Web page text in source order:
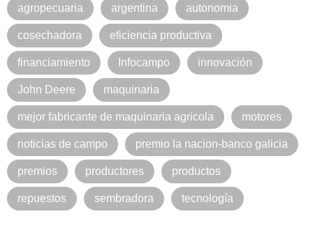
agropecuaria argentina autonomia
cosechadora eficiencia productiva
financiamiento Infocampo innovación
John Deere maquinaria
mejor fabricante de maquinaria agricola motores
noticias de campo premio la nacion-banco galicia
premios productores productos
repuestos sembradora tecnología